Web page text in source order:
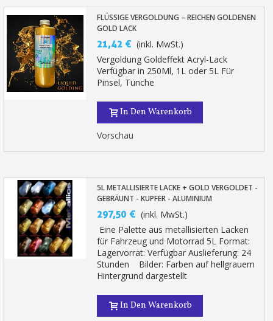
FLÜSSIGE VERGOLDUNG – REICHEN GOLDENEN
GOLD LACK
21,42 € (inkl. MwSt.)
Vergoldung Goldeffekt Acryl-Lack
Verfügbar in 250Ml, 1L oder 5L Für
Pinsel, Tünche
In Den Warenkorb
Vorschau
5L METALLISIERTE LACKE + GOLD VERGOLDET -
GEBRÄUNT - KUPFER - ALUMINIUM
297,50 € (inkl. MwSt.)
Eine Palette aus metallisierten Lacken
für Fahrzeug und Motorrad 5L Format:
Lagervorrat: Verfügbar Auslieferung: 24
Stunden Bilder: Farben auf hellgrauem
Hintergrund dargestellt
In Den Warenkorb